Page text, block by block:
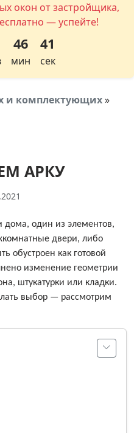
окон от застройщика,
— успейте!
46
мин
41
сек
и комплектующих»
АРКУ
дома, один из элементов,
двери, либо
обустроен как готовой
изменение геометрии
штукатурки или кладки.
выбор — рассмотрим